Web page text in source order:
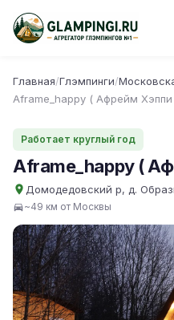
Главная/Глэмпинги/
Aframe_happy ( Афрейм Хэппи
Работает круглый год
Aframe_happy (
Домодедовский р, д.
~49 км от Москвы